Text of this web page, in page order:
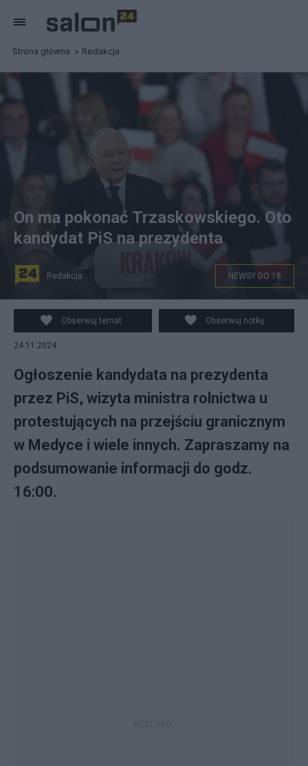
Strona główna Redakcja
Prezes PiS Jarosław Kaczyński podczas konwencji
Prawa i Sprawiedliwości w hali "Sokół" w Krakowie, 24
bm. Komitet Obywatelski ogłosił prezesa IPN Karola
Nawrockiego kandydatem na prezydenta RP. (jm) PAP/
On ma pokonać Trzaskowskiego. Oto
kandydat PiS na prezydenta
Redakcja NEWSY DO 18
Obserwuj temat Obserwuj notkę
24.11.2024
Ogłoszenie kandydata na prezydenta
przez PiS, wizyta ministra rolnictwa u
protestujących na przejściu granicznym
w Medyce i wiele innych. Zapraszamy na
podsumowanie informacji do godz.
16:00.